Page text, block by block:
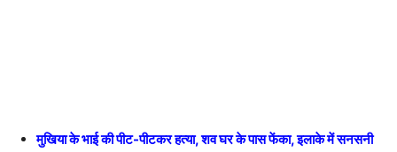
मुखिया के भाई की पीट-पीटकर हत्या, शव घर के पास फेंका, इलाके में सनसनी